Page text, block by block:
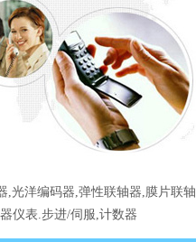
,光洋编码器,弹性联轴器,膜片联轴
仪表.步进/伺服,计数器